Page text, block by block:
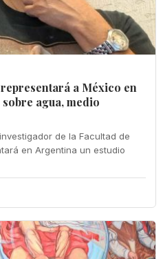
a México en
agua, medio
de la Facultad de
en Argentina un estudio